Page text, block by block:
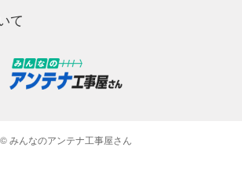
て
© みんなのアンテナ工事屋さん